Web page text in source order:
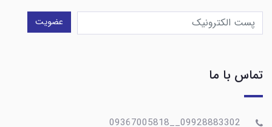
عضویت
تماس با ما